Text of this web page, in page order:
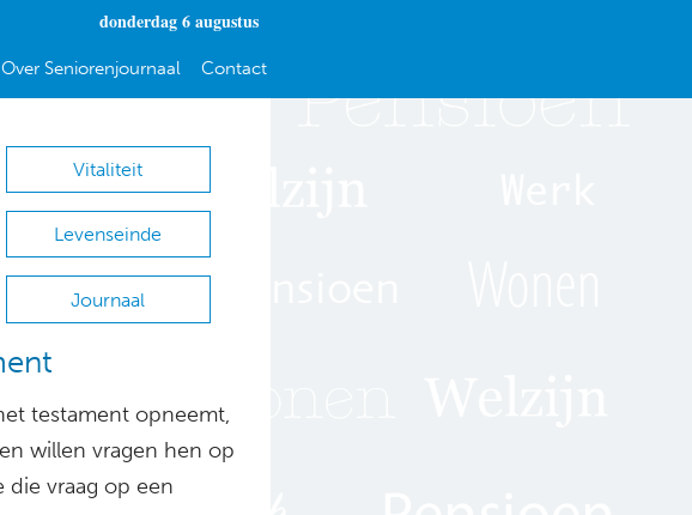
donderdag 6 augustus
Over Seniorenjournaal Contact
Vitaliteit
Levenseinde
Journaal
testament opneemt,
willen vragen hen op
die vraag op een